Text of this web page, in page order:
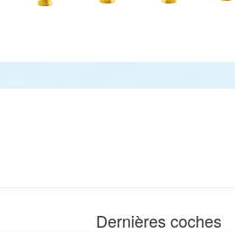
Dernières coches